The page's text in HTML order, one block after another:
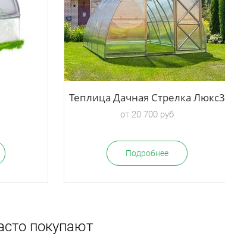
Теплица Дачная Стрелка Люкс3
от 20 700 руб
Подробнее
покупают